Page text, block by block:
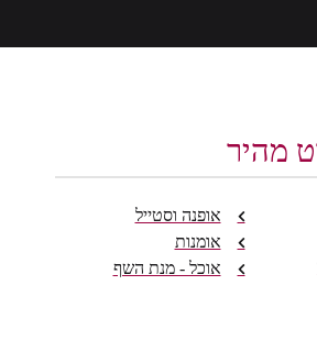
מהיר
אופנה וסטייל
אומנות
אוכל - מנת השף